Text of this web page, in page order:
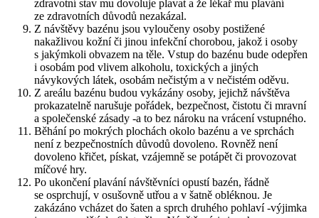
zdravotní stav mu dovoluje plavat a že lékař mu plavání
ze zdravotních důvodů nezakázal.
Z návštěvy bazénu jsou vyloučeny osoby postižené
nakažlivou kožní či jinou infekční chorobou, jakož i osoby
s jakýmkoli obvazem na těle. Vstup do bazénu bude odepřen
i osobám pod vlivem alkoholu, toxických a jiných
návykových látek, osobám nečistým a v nečistém oděvu.
Z areálu bazénu budou vykázány osoby, jejichž návštěva
prokazatelně narušuje pořádek, bezpečnost, čistotu či mravní
a společenské zásady -a to bez nároku na vrácení vstupného.
Běhání po mokrých plochách okolo bazénu a ve sprchách
není z bezpečnostních důvodů dovoleno. Rovněž není
dovoleno křičet, pískat, vzájemně se potápět či provozovat
míčové hry.
Po ukončení plavání návštěvníci opustí bazén, řádně
se osprchují, v osušovně utřou a v šatně obléknou. Je
zakázáno vcházet do šaten a sprch druhého pohlaví -výjimka